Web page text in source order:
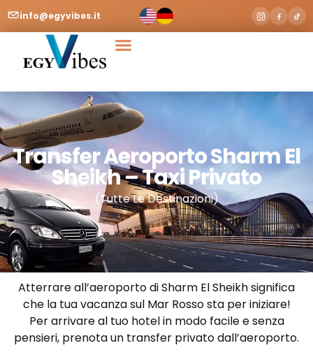
info@egyvibes.it
Transfer Aeroporto Sharm El
Sheikh – Taxi Privato
(Tutte Le Destinazioni)
Atterrare all’aeroporto di Sharm El Sheikh significa
che la tua vacanza sul Mar Rosso sta per iniziare!
Per arrivare al tuo hotel in modo facile e senza
pensieri, prenota un transfer privato dall’aeroporto.